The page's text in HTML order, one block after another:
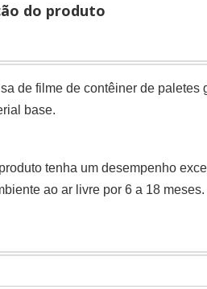
do produto
de filme de contêiner de paletes
base.
tenha um desempenho
ao ar livre por 6 a 18 meses.